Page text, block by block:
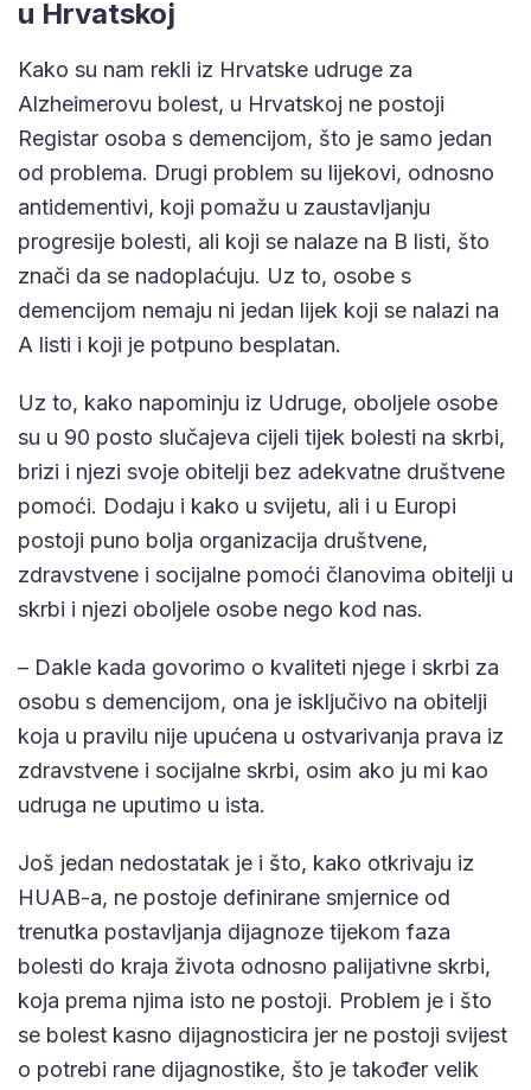
u Hrvatskoj
Kako su nam rekli iz Hrvatske udruge za
Alzheimerovu bolest, u Hrvatskoj ne postoji
Registar osoba s demencijom, što je samo jedan
od problema. Drugi problem su lijekovi, odnosno
antidementivi, koji pomažu u zaustavljanju
progresije bolesti, ali koji se nalaze na B listi, što
znači da se nadoplaćuju. Uz to, osobe s
demencijom nemaju ni jedan lijek koji se nalazi na
A listi i koji je potpuno besplatan.
Uz to, kako napominju iz Udruge, oboljele osobe
su u 90 posto slučajeva cijeli tijek bolesti na skrbi,
brizi i njezi svoje obitelji bez adekvatne društvene
pomoći. Dodaju i kako u svijetu, ali i u Europi
postoji puno bolja organizacija društvene,
zdravstvene i socijalne pomoći članovima obitelji u
skrbi i njezi oboljele osobe nego kod nas.
– Dakle kada govorimo o kvaliteti njege i skrbi za
osobu s demencijom, ona je isključivo na obitelji
koja u pravilu nije upućena u ostvarivanja prava iz
zdravstvene i socijalne skrbi, osim ako ju mi kao
udruga ne uputimo u ista.
Još jedan nedostatak je i što, kako otkrivaju iz
HUAB-a, ne postoje definirane smjernice od
trenutka postavljanja dijagnoze tijekom faza
bolesti do kraja života odnosno palijativne skrbi,
koja prema njima isto ne postoji. Problem je i što
se bolest kasno dijagnosticira jer ne postoji svijest
o potrebi rane dijagnostike, što je također velik